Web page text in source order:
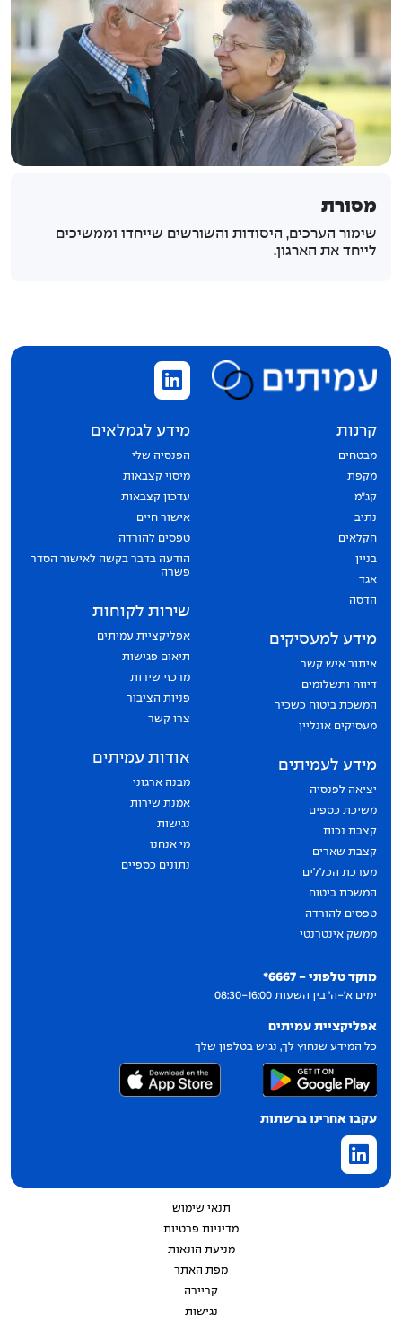
מסורת
שימור הערכים, היסודות והשורשים שייחדו וממשיכים
לייחד את הארגון.
מוקד טלפוני - 6667*
ימים א'-ה' בין השעות 08:30-16:00
אפליקציית עמיתים
כל המידע שנחוץ לך, נגיש בטלפון שלך
עקבו אחרינו ברשתות
קרנות
מבטחים
מקפת
קג״מ
נתיב
חקלאים
בניין
אגד
הדסה
מידע למעסיקים
איתור איש קשר
דיווח ותשלומים
המשכת ביטוח כשכיר
מעסיקים אונליין
מידע לעמיתים
יציאה לפנסיה
משיכת כספים
קצבת נכות
קצבת שארים
מערכת הכללים
המשכת ביטוח
טפסים להורדה
ממשק אינטרנטי
מידע לגמלאים
הפנסיה שלי
מיסוי קצבאות
עדכון קצבאות
אישור חיים
טפסים להורדה
הודעה בדבר בקשה לאישור הסדר
פשרה
שירות לקוחות
אפליקציית עמיתים
תיאום פגישות
מרכזי שירות
פניות הציבור
צרו קשר
אודות עמיתים
מבנה ארגוני
אמנת שירות
נגישות
מי אנחנו
נתונים כספיים
תנאי שימוש
מדיניות פרטיות
מניעת הונאות
מפת האתר
קריירה
נגישות